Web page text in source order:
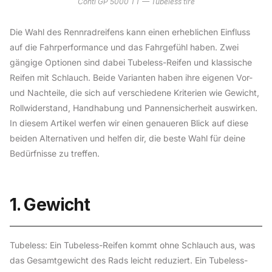
Die Wahl des Rennradreifens kann einen erheblichen Einfluss
auf die Fahrperformance und das Fahrgefühl haben. Zwei
gängige Optionen sind dabei Tubeless-Reifen und klassische
Reifen mit Schlauch. Beide Varianten haben ihre eigenen Vor-
und Nachteile, die sich auf verschiedene Kriterien wie Gewicht,
Rollwiderstand, Handhabung und Pannensicherheit auswirken.
In diesem Artikel werfen wir einen genaueren Blick auf diese
beiden Alternativen und helfen dir, die beste Wahl für deine
Bedürfnisse zu treffen.
1. Gewicht
Tubeless: Ein Tubeless-Reifen kommt ohne Schlauch aus, was
das Gesamtgewicht des Rads leicht reduziert. Ein Tubeless-